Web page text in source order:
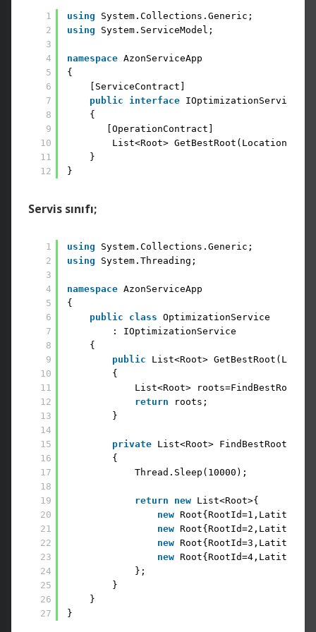
1
2
3
4
5
6
7
8
9
10
11
12
using
System.Collections.Generic;
using
System.ServiceModel;
namespace AzonServiceApp
{
[ServiceContract]
public
interface IOptimizationService
{
[OperationContract]
List<Root> GetBestRoot(Location
}
}
Servis sınıfı;
1
2
3
4
5
6
7
8
9
10
11
12
13
14
15
16
17
18
19
20
21
22
23
24
25
26
27
using
System.Collections.Generic;
using
System.Threading;
namespace AzonServiceApp
{
public
class OptimizationService
: IOptimizationService
{
public
List<Root>
{
List<Root>
return
roots;
}
private List<Root>
{
Thread.Sleep(10000);
return new List<Root>{
new
new
new
new
};
}
}
}